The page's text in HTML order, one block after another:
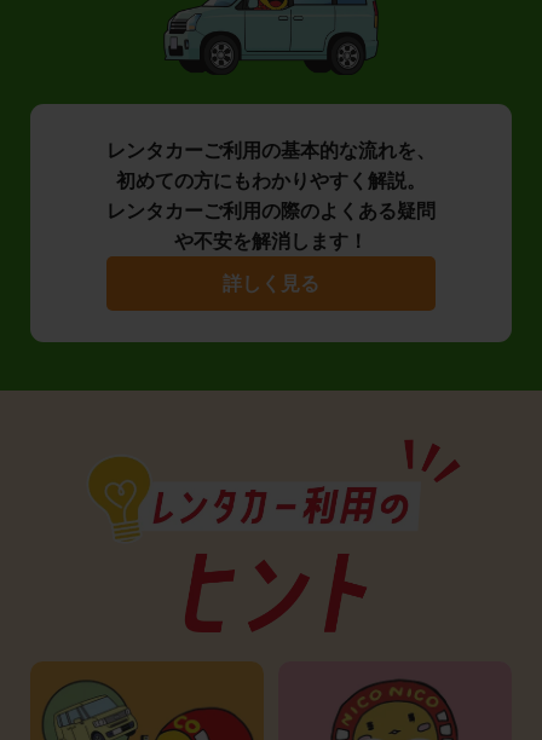
レンタカーご利用の基本的な流れを、
初めての方にもわかりやすく解説。
レンタカーご利用の際のよくある疑問
や不安を解消します！
詳しく見る